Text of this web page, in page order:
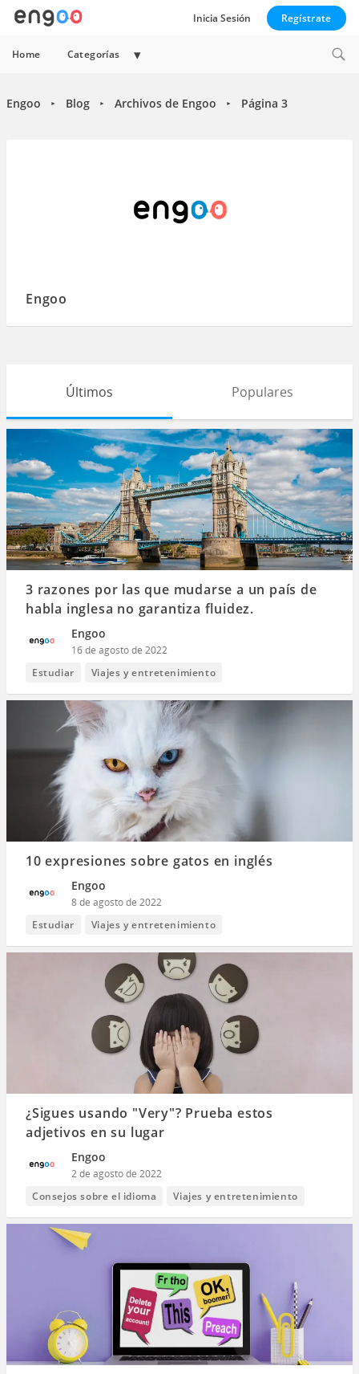
Inicia Sesión Regístrate
Home Categorías
Expand
Engoo ► Blog ► Archivos de Engoo ► Página 3
Engoo
Últimos Populares
3 razones por las que mudarse a un país de
habla inglesa no garantiza fluidez.
Engoo
16 de agosto de 2022
Estudiar
Viajes y entretenimiento
10 expresiones sobre gatos en inglés
Engoo
8 de agosto de 2022
Estudiar
Viajes y entretenimiento
¿Sigues usando "Very"? Prueba estos
adjetivos en su lugar
Engoo
2 de agosto de 2022
Consejos sobre el idioma
Viajes y entretenimiento